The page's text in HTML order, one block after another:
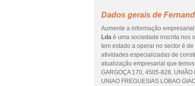
Dados gerais de
Aumente a informação
Lda é uma sociedade inscrita nos
tem estado a operar no sector é
atividades especializadas de
atualização empresarial que
GARGOÇA 170, 4505-828,
UNIAO FREGUESIAS LOBAO